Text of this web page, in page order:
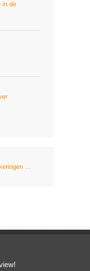
in de
…